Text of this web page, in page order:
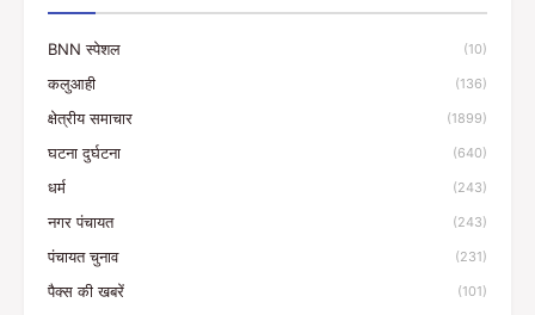
BNN स्पेशल (10)
कलुआही (136)
क्षेत्रीय समाचार (1899)
घटना दुर्घटना (640)
धर्म (243)
नगर पंचायत (243)
पंचायत चुनाव (231)
पैक्स की खबरें (101)